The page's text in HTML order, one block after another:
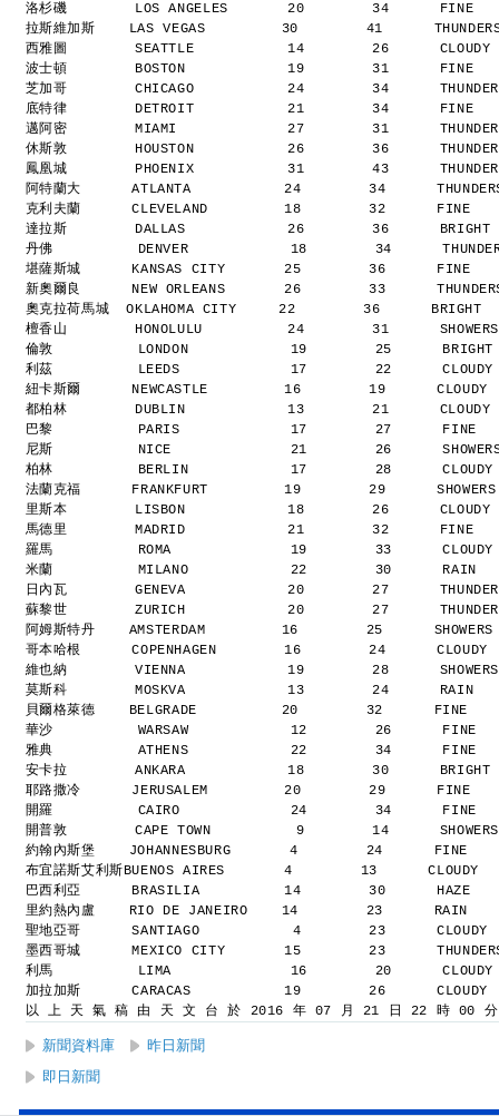
洛杉磯        LOS ANGELES       20        34      FINE
拉斯維加斯    LAS VEGAS         30        41
西雅圖        SEATTLE           14        26
波士頓        BOSTON            19        31      FINE
芝加哥        CHICAGO           24        34
底特律        DETROIT           21        34      FINE
邁阿密        MIAMI             27        31
休斯敦        HOUSTON           26        36
鳳凰城        PHOENIX           31        43
阿特蘭大      ATLANTA           24        34
克利夫蘭      CLEVELAND         18        32      FINE
達拉斯        DALLAS            26        36
丹佛          DENVER            18        34
堪薩斯城      KANSAS CITY       25        36      FINE
新奧爾良      NEW ORLEANS       26        33
奧克拉荷馬城  OKLAHOMA CITY     22        36
檀香山        HONOLULU          24        31
倫敦          LONDON            19        25
利茲          LEEDS             17        22
紐卡斯爾      NEWCASTLE         16        19
都柏林        DUBLIN            13        21
巴黎          PARIS             17        27      FINE
尼斯          NICE              21        26
柏林          BERLIN            17        28
法蘭克福      FRANKFURT         19        29
里斯本        LISBON            18        26
馬德里        MADRID            21        32      FINE
羅馬          ROMA              19        33
米蘭          MILANO            22        30      RAIN
日內瓦        GENEVA            20        27
蘇黎世        ZURICH            20        27
阿姆斯特丹    AMSTERDAM         16        25
哥本哈根      COPENHAGEN        16        24
維也納        VIENNA            19        28
莫斯科        MOSKVA            13        24      RAIN
貝爾格萊德    BELGRADE          20        32      FINE
華沙          WARSAW            12        26      FINE
雅典          ATHENS            22        34      FINE
安卡拉        ANKARA            18        30
耶路撒冷      JERUSALEM         20        29      FINE
開羅          CAIRO             24        34      FINE
開普敦        CAPE TOWN          9        14
約翰內斯堡    JOHANNESBURG       4        24      FINE
布宜諾斯艾利斯BUENOS AIRES       4        13
巴西利亞      BRASILIA          14        30      HAZE
里約熱內盧    RIO DE JANEIRO    14        23      RAIN
聖地亞哥      SANTIAGO           4        23
墨西哥城      MEXICO CITY       15        23
利馬          LIMA              16        20
加拉加斯      CARACAS           19        26
以 上 天 氣 稿 由 天 文 台 於 2016 年 07 月 21 日 22 時 00
新聞資料庫
昨日新聞
即日新聞